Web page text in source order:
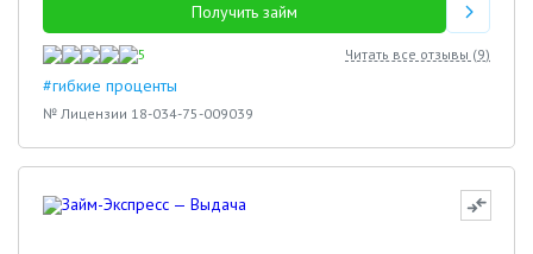
Получить займ
5 Читать все отзывы (9)
#гибкие проценты
№ Лицензии 18-034-75-009039